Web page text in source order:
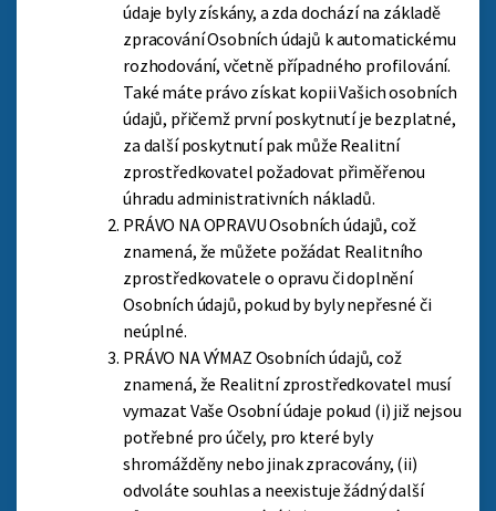
údaje byly získány, a zda dochází na základě
zpracování Osobních údajů k automatickému
rozhodování, včetně případného profilování.
Také máte právo získat kopii Vašich osobních
údajů, přičemž první poskytnutí je bezplatné,
za další poskytnutí pak může Realitní
zprostředkovatel požadovat přiměřenou
úhradu administrativních nákladů.
PRÁVO NA OPRAVU Osobních údajů, což
znamená, že můžete požádat Realitního
zprostředkovatele o opravu či doplnění
Osobních údajů, pokud by byly nepřesné či
neúplné.
PRÁVO NA VÝMAZ Osobních údajů, což
znamená, že Realitní zprostředkovatel musí
vymazat Vaše Osobní údaje pokud (i) již nejsou
potřebné pro účely, pro které byly
shromážděny nebo jinak zpracovány, (ii)
odvoláte souhlas a neexistuje žádný další